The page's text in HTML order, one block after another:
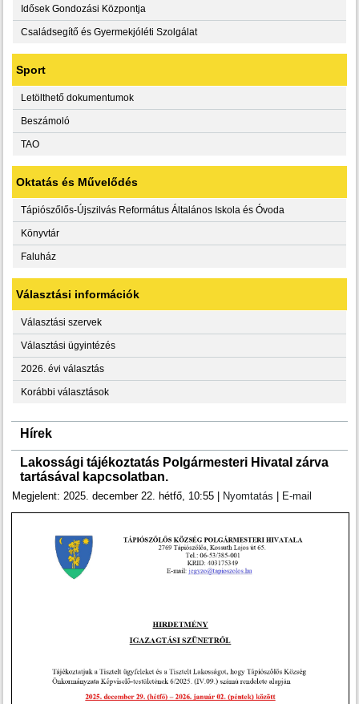
Idősek Gondozási Központja
Családsegítő és Gyermekjóléti Szolgálat
Sport
Letölthető dokumentumok
Beszámoló
TAO
Oktatás és Művelődés
Tápiószőlős-Újszilvás Református Általános Iskola és Óvoda
Könyvtár
Faluház
Választási információk
Választási szervek
Választási ügyintézés
2026. évi választás
Korábbi választások
Hírek
Lakossági tájékoztatás Polgármesteri Hivatal zárva
tartásával kapcsolatban.
Megjelent: 2025. december 22. hétfő, 10:55 Nyomtatás E-mail